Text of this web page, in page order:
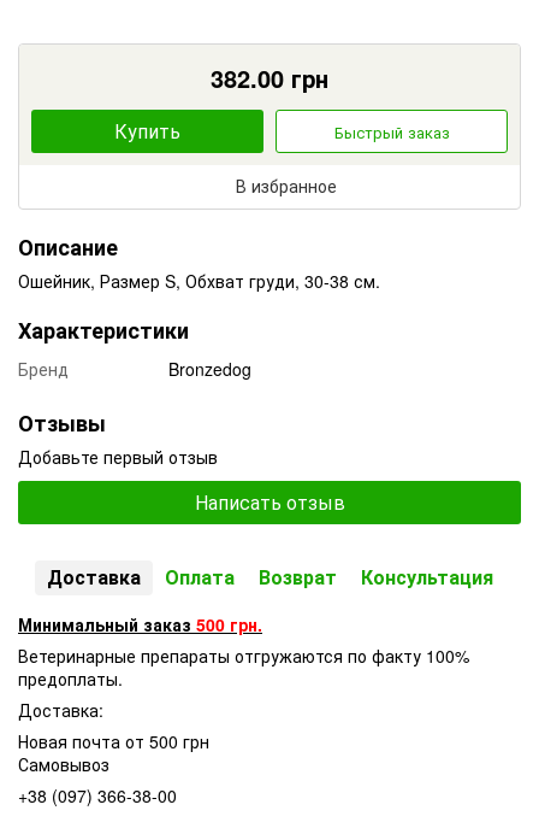
382.00 грн
Купить Быстрый заказ
В избранное
Описание
Ошейник, Размер S, Обхват груди, 30-38 см.
Характеристики
Бренд Bronzedog
Отзывы
Добавьте первый отзыв
Написать отзыв
Доставка Оплата Возврат Консультация
Минимальный заказ 500 грн.
Ветеринарные препараты отгружаются по факту 100%
предоплаты.
Доставка:
Новая почта от 500 грн
Самовывоз
+38 (097) 366-38-00